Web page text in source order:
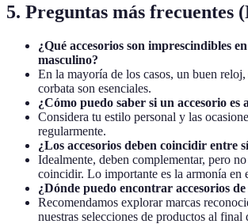
5. Preguntas más frecuentes
¿Qué accesorios son imprescindibles
masculino?
En la mayoría de los casos, un buen
corbata son esenciales.
¿Cómo puedo saber si un accesorio es
Considera tu estilo personal y las
regularmente.
¿Los accesorios deben coincidir entre
Idealmente, deben complementar, pero
coincidir. Lo importante es la armonía en
¿Dónde puedo encontrar accesorios
Recomendamos explorar marcas
nuestras selecciones de productos al final